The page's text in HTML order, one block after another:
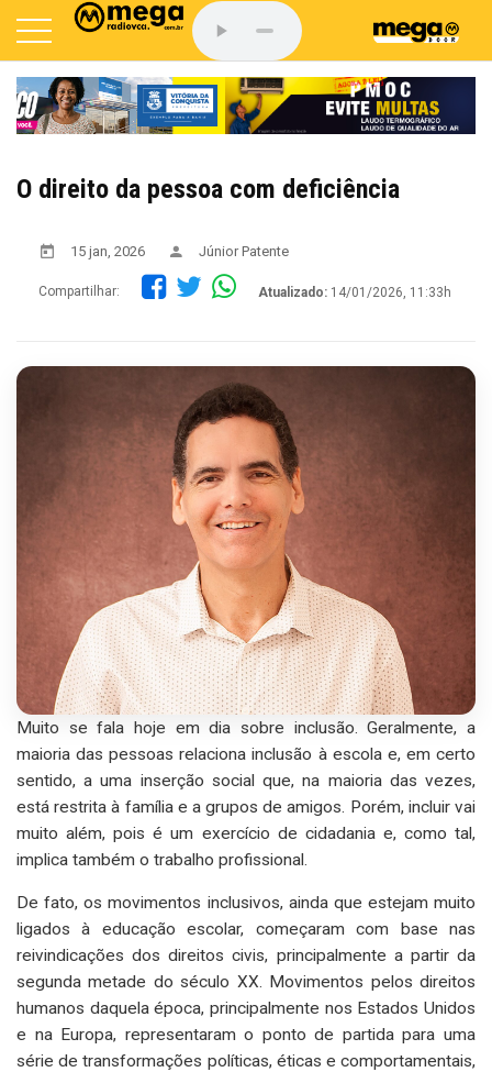
O direito da pessoa com deficiência
15 jan, 2026 Júnior Patente
Compartilhar: Atualizado: 14/01/2026, 11:33h
Muito se fala hoje em dia sobre inclusão. Geralmente, a
maioria das pessoas relaciona inclusão à escola e, em certo
sentido, a uma inserção social que, na maioria das vezes,
está restrita à família e a grupos de amigos. Porém, incluir vai
muito além, pois é um exercício de cidadania e, como tal,
implica também o trabalho profissional.
De fato, os movimentos inclusivos, ainda que estejam muito
ligados à educação escolar, começaram com base nas
reivindicações dos direitos civis, principalmente a partir da
segunda metade do século XX. Movimentos pelos direitos
humanos daquela época, principalmente nos Estados Unidos
e na Europa, representaram o ponto de partida para uma
série de transformações políticas, éticas e comportamentais,